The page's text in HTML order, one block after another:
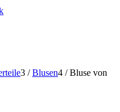
3 / Blusen4 / Bluse von